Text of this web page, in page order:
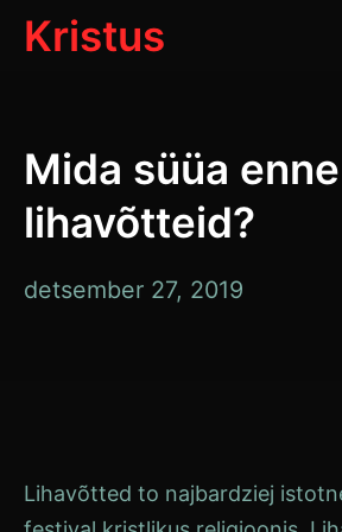
SkipKristus
Mida süüa enne
lihavõtteid?
detsember 27, 2019
Lihavõtted to najbardziej